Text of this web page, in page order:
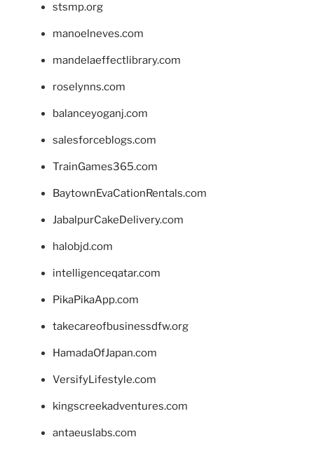
stsmp.org
manoelneves.com
mandelaeffectlibrary.com
roselynns.com
balanceyoganj.com
salesforceblogs.com
TrainGames365.com
BaytownEvaCationRentals.com
JabalpurCakeDelivery.com
halobjd.com
intelligenceqatar.com
PikaPikaApp.com
takecareofbusinessdfw.org
HamadaOfJapan.com
VersifyLifestyle.com
kingscreekadventures.com
antaeuslabs.com